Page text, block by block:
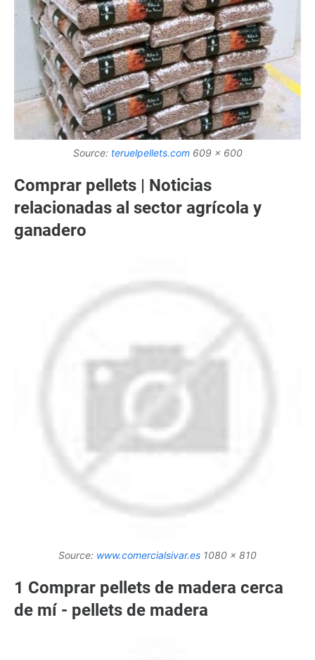
Source: teruelpellets.com609 x 600
Comprar pellets | Noticias
relacionadas al sector agrícola y
ganadero
Source: www.comercialsivar.es 1080 x 810
1 Comprar pellets de madera cerca
de mí - pellets de madera